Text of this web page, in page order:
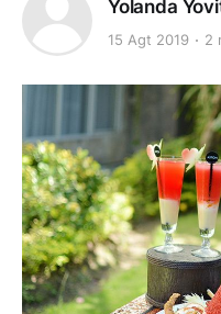
Yolanda
15 Agt 2019 2